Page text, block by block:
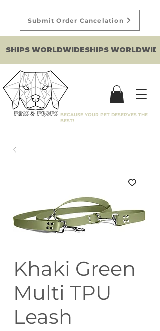
BECAUSE YOUR PET DESERVES THE
BEST!
SHIPS WORLDWIDE
Submit Order Cancelation
Khaki Green
Multi TPU
Leash